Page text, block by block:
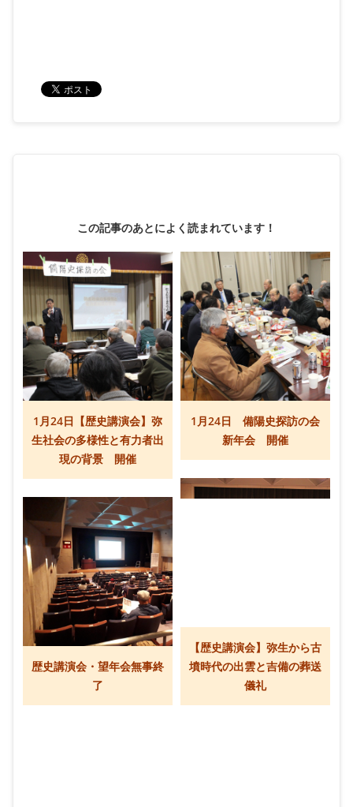
この記事のあとによく読まれています！
1月24日【歴史講演会】弥
生社会の多様性と有力者出
現の背景 開催
1月24日 備陽史探訪の会
新年会 開催
【歴史講演会】弥生から古
墳時代の出雲と吉備の葬送
儀礼
歴史講演会・望年会無事終
了